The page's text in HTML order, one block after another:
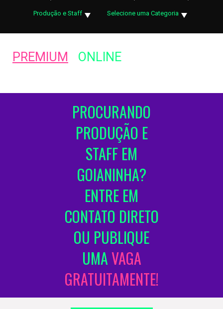
Produção e Staff Selecione uma Categoria
PREMIUM ONLINE
PROCURANDO
PRODUÇÃO E
STAFF EM
GOIANINHA?
ENTRE EM
CONTATO DIRETO
OU PUBLIQUE
UMAVAGA
GRATUITAMENTE!